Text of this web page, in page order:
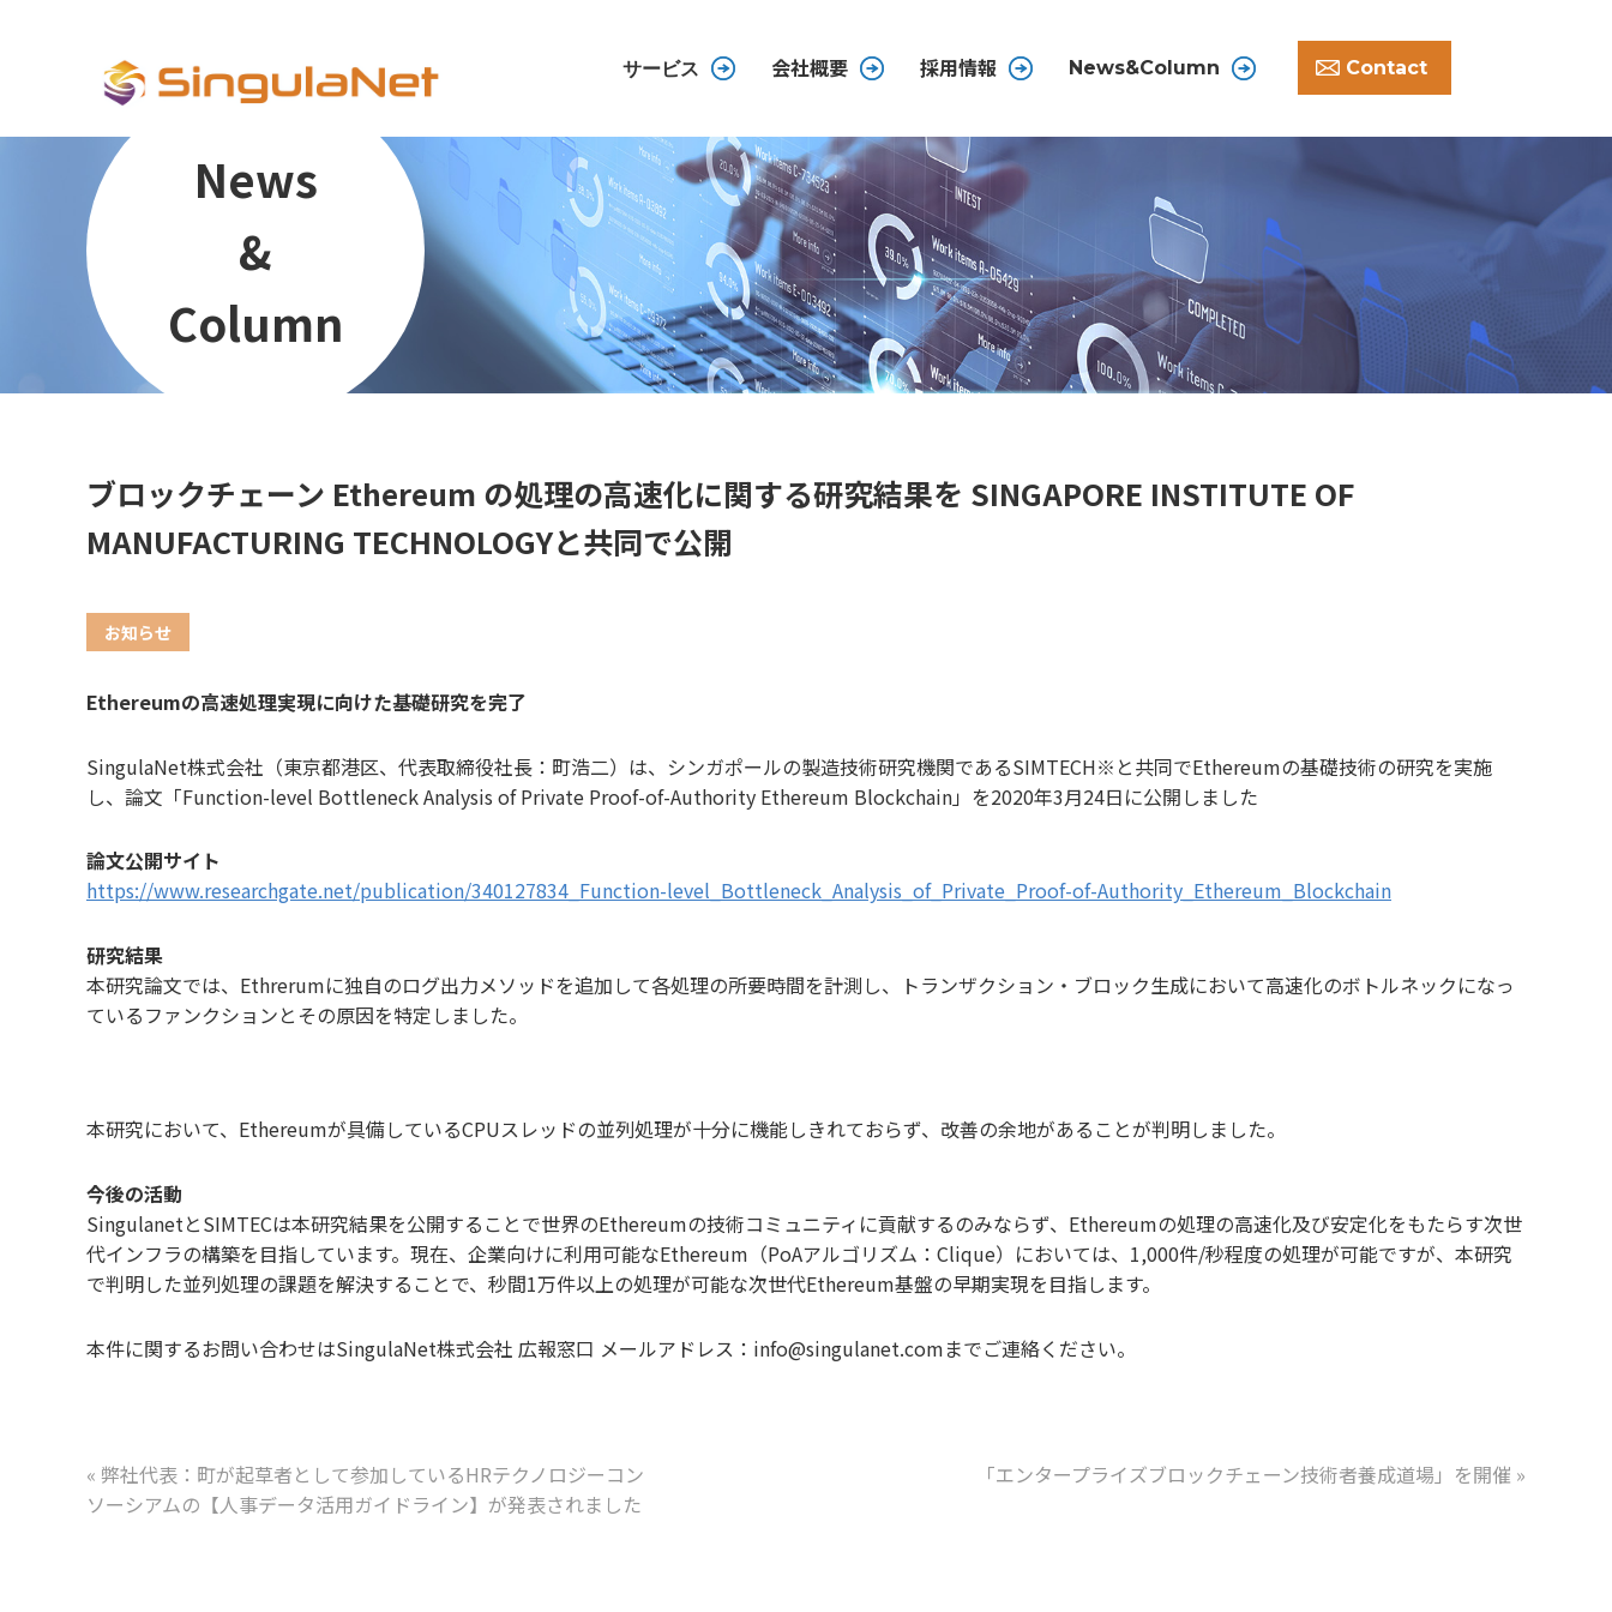
サービス 会社概要 採用情報 News&Column Contact
News
&
Column
ブロックチェーン Ethereum の処理の高速化に関する研究結果を SINGAPORE INSTITUTE OF
MANUFACTURING TECHNOLOGYと共同で公開
お知らせ
Ethereumの高速処理実現に向けた基礎研究を完了
SingulaNet株式会社（東京都港区、代表取締役社長：町浩二）は、シンガポールの製造技術研究機関であるSIMTECH※と共同でEthereumの基礎技術の研究を実施
し、論文「​​Function-level Bottleneck Analysis of Private Proof-of-Authority Ethereum Blockchain」を2020年3月24日に公開しました
論文公開サイト
https://www.researchgate.net/publication/340127834_Function-level_Bottleneck_Analysis_of_Private_Proof-of-Authority_Ethereum_Blockchain
研究結果
本研究論文では、Ethrerumに独自のログ出力メソッドを追加して各処理の所要時間を計測し、トランザクション・ブロック生成において高速化のボトルネックになっ
ているファンクションとその原因を特定しました。
本研究において、Ethereumが具備しているCPUスレッドの並列処理が十分に機能しきれておらず、改善の余地があることが判明しました。
今後の活動
SingulanetとSIMTECは本研究結果を公開することで世界のEthereumの技術コミュニティに貢献するのみならず、Ethereumの処理の高速化及び安定化をもたらす次世
代インフラの構築を目指しています。現在、企業向けに利用可能なEthereum（PoAアルゴリズム：Clique）においては、1,000件/秒程度の処理が可能ですが、本研究
で判明した並列処理の課題を解決することで、秒間1万件以上の処理が可能な次世代Ethereum基盤の早期実現を目指します。
本件に関するお問い合わせはSingulaNet株式会社 広報窓口 メールアドレス：info@singulanet.comまでご連絡ください。
« 弊社代表：町が起草者として参加しているHRテクノロジーコン
ソーシアムの【人事データ活用ガイドライン】が発表されました
「エンタープライズブロックチェーン技術者養成道場」を開催 »